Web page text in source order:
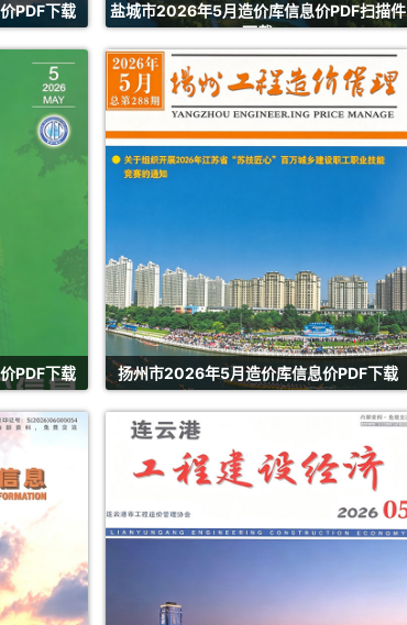
PDF下载
盐城市2026年5月造价库信息价PDF扫描件
下载
PDF下载 扬州市2026年5月造价库信息价PDF下载